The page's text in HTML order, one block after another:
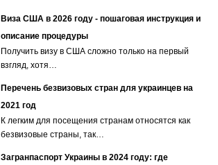
Виза США в 2026 году - пошаговая инструкция и
описание процедуры
Получить визу в США сложно только на первый
взгляд, хотя…
Перечень безвизовых стран для украинцев на
2021 год
К легким для посещения странам относятся как
безвизовые страны, так…
Загранпаспорт Украины в 2024 году: где